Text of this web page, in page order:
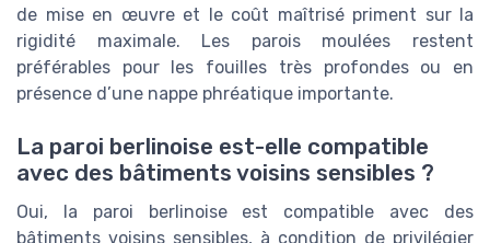
de mise en œuvre et le coût maîtrisé priment sur la
rigidité maximale. Les parois moulées restent
préférables pour les fouilles très profondes ou en
présence d’une nappe phréatique importante.
La paroi berlinoise est-elle compatible
avec des bâtiments voisins sensibles ?
Oui, la paroi berlinoise est compatible avec des
bâtiments voisins sensibles, à condition de privilégier